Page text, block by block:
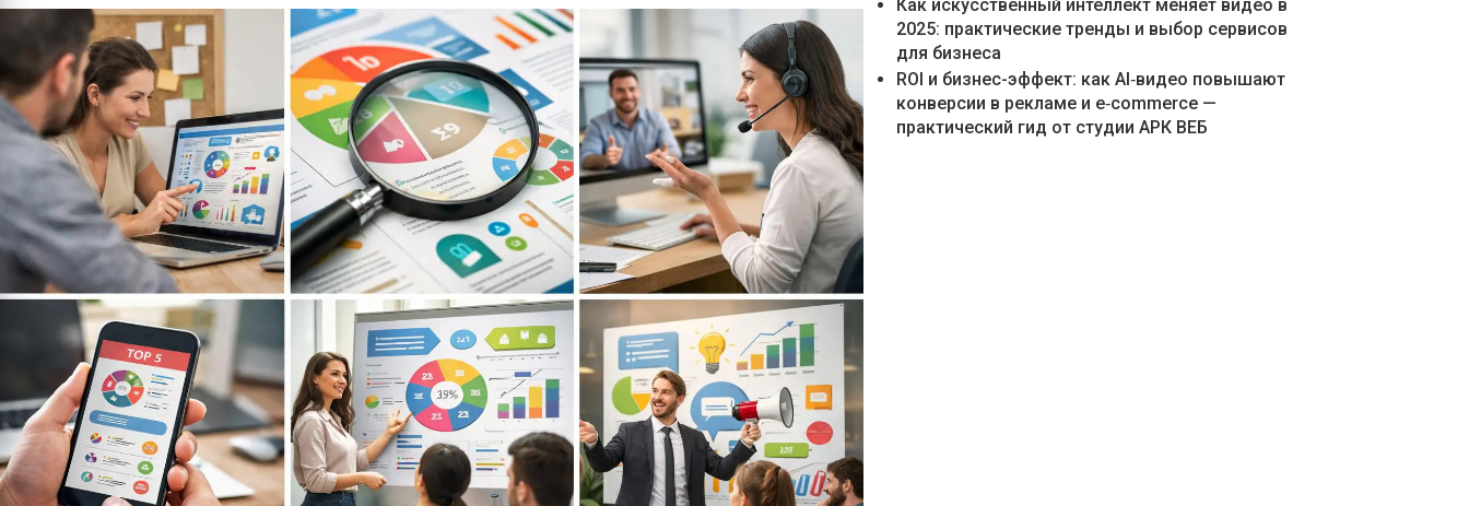
Как искусственный интеллект меняет видео в
2025: практические тренды и выбор сервисов
для бизнеса
ROI и бизнес-эффект: как AI‑видео повышают
конверсии в рекламе и e‑commerce —
практический гид от студии АРК ВЕБ